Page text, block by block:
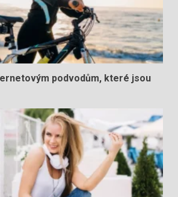
podvodům, které jsou